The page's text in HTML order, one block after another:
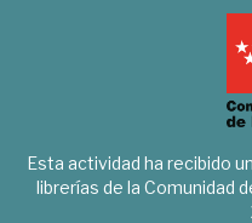
Esta actividad ha recibido
librerías de la Comunidad